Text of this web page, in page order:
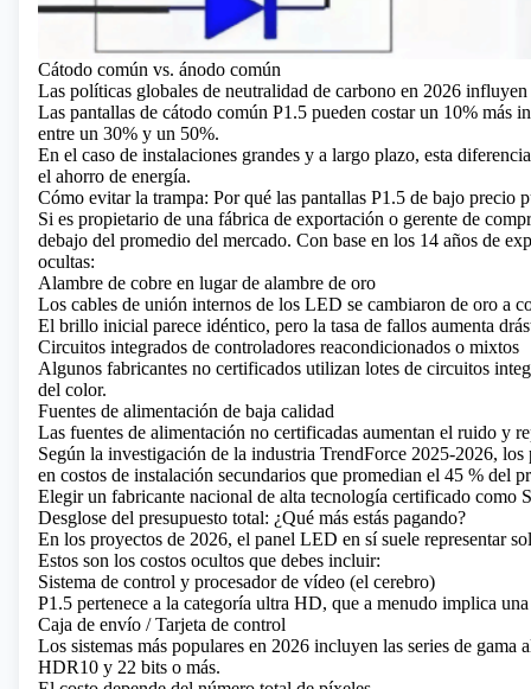
Cátodo común vs. ánodo común
Las políticas globales de neutralidad de carbono en 2026
Las pantallas de cátodo común P1.5 pueden costar un 10% más
entre un 30% y un 50%.
En el caso de instalaciones grandes y a largo plazo, esta
el ahorro de energía.
Cómo evitar la trampa: Por qué las pantallas P1.5 de bajo precio
Si es propietario de una fábrica de exportación o gerente de
debajo del promedio del mercado. Con base en los 14 años de
ocultas:
Alambre de cobre en lugar de alambre de oro
Los cables de unión internos de los LED se cambiaron de oro a
El brillo inicial parece idéntico, pero la tasa de fallos aumenta
Circuitos integrados de controladores reacondicionados o mixtos
Algunos fabricantes no certificados utilizan lotes de circuitos
del color.
Fuentes de alimentación de baja calidad
Las fuentes de alimentación no certificadas aumentan el ruido y
Según la investigación de la industria TrendForce 2025-2026,
en costos de instalación secundarios que promedian el 45 % del
Elegir un fabricante nacional de alta tecnología certificado como
Desglose del presupuesto total: ¿Qué más estás pagando?
En los proyectos de 2026, el panel LED en sí suele representar
Estos son los costos ocultos que debes incluir:
Sistema de control y procesador de vídeo (el cerebro)
P1.5 pertenece a la categoría ultra HD, que a menudo implica
Caja de envío / Tarjeta de control
Los sistemas más populares en 2026 incluyen las series de
HDR10 y 22 bits o más.